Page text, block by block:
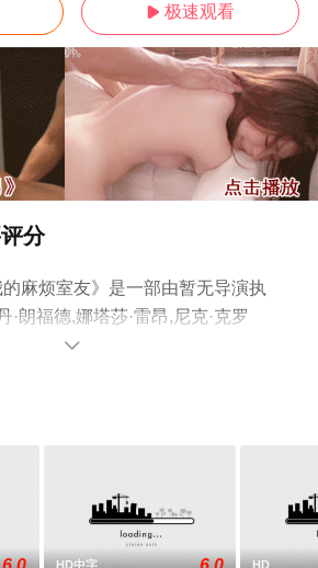
 极速观看
分
麻烦室友》是一部由暂无导演执
·朗福德,娜塔莎·雷昂,尼克·克罗
·桑德勒,克洛伊·伊斯特,亚历山大·詹
·墨
情网等平台了解。

HD中字 HD